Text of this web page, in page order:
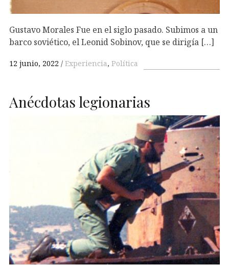
Gustavo Morales Fue en el siglo pasado. Subimos a un
barco soviético, el Leonid Sobinov, que se dirigía […]
12 junio, 2022 Experiencia, Política
Anécdotas legionarias